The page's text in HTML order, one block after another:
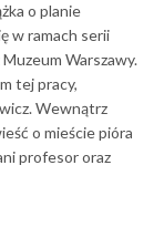
o planie
w ramach serii
Warszawy.
tej pracy,
Wewnątrz
o mieście pióra
profesor oraz